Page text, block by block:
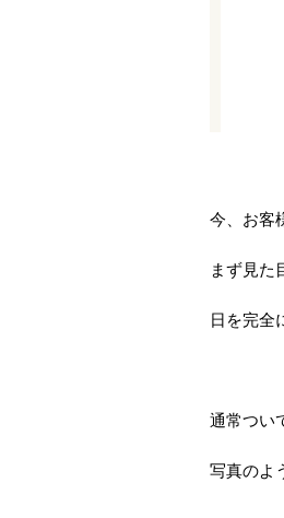
今、お客
まず見た
日を完全
通常つい
写真のよ